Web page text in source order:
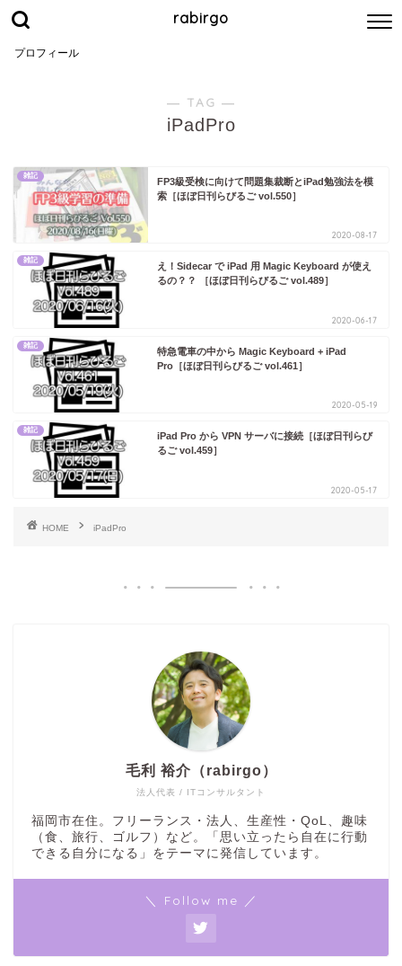
rabirgo
プロフィール
― TAG ―
iPadPro
雑記
FP3級受検に向けて問題集裁断とiPad勉強法を模
索［ほぼ日刊らびるご vol.550］
2020-08-17
雑記
え！Sidecar で iPad 用 Magic Keyboard が使え
るの？？ ［ほぼ日刊らびるご vol.489］
2020-06-17
雑記
特急電車の中から Magic Keyboard + iPad
Pro［ほぼ日刊らびるご vol.461］
2020-05-19
雑記
iPad Pro から VPN サーバに接続［ほぼ日刊らび
るご vol.459］
2020-05-17
HOME iPadPro
法人代表 / ITコンサルタント
毛利 裕介（rabirgo）
福岡市在住。フリーランス・法人、生産性・QoL、趣味
（食、旅行、ゴルフ）など。「思い立ったら自在に行動
できる自分になる」をテーマに発信しています。
＼ Follow me ／